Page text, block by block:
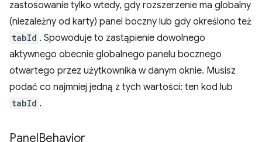
zastosowanie tylko wtedy, gdy rozszerzenie ma globalny
(niezależny od karty) panel boczny lub gdy określono też
tabId . Spowoduje to zastąpienie dowolnego
aktywnego obecnie globalnego panelu bocznego
otwartego przez użytkownika w danym oknie. Musisz
podać co najmniej jedną z tych wartości: ten kod lub
tabId .
PanelBehavior